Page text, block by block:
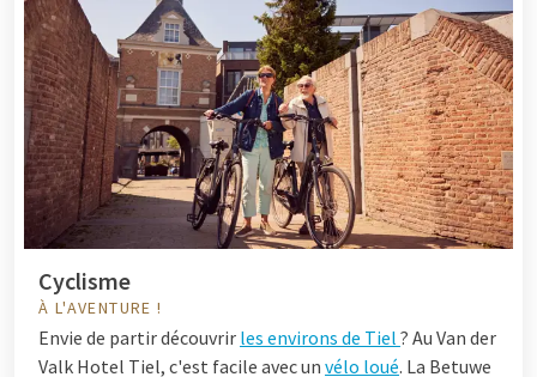
Cyclisme
À L'AVENTURE !
Envie de partir découvrir les environs de Tiel ? Au Van der
Valk Hotel Tiel, c'est facile avec un vélo loué. La Betuwe